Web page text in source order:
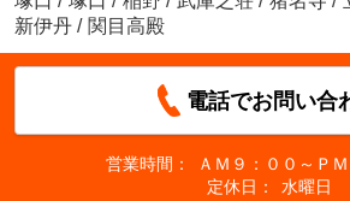
新伊丹 / 関目高殿
電話でお問い合
営業時間：
ＡＭ９：００～Ｐ
定休日：
水曜日